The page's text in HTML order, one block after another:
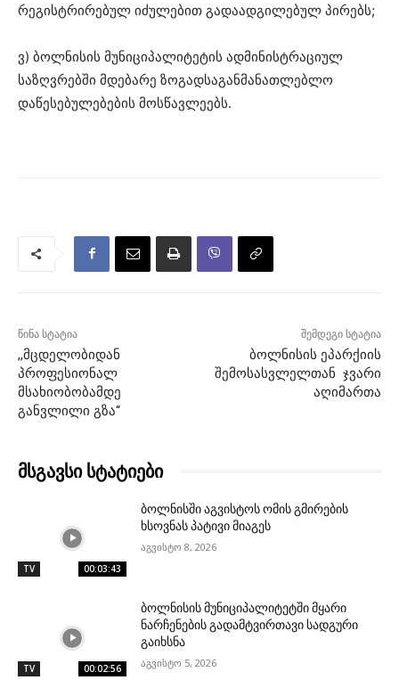
რეგისტრირებულ იძულებით გადაადგილებულ პირებს;
ვ) ბოლნისის მუნიციპალიტეტის ადმინისტრაციულ
საზღვრებში მდებარე ზოგადსაგანმანათლებლო
დაწესებულებების მოსწავლეებს.
წინა სტატია
,,მცდელობიდან
პროფესიონალ
მსახიობობამდე
განვლილი გზა“
შემდეგი სტატია
ბოლნისის ეპარქიის
შემოსასვლელთან ჯვარი
აღიმართა
მსგავსი სტატიები
TV 00:03:43
ბოლნისში აგვისტოს ომის გმირების
ხსოვნას პატივი მიაგეს
აგვისტო 8, 2026
TV 00:02:56
ბოლნისის მუნიციპალიტეტში მყარი
ნარჩენების გადამტვირთავი სადგური
გაიხსნა
აგვისტო 5, 2026